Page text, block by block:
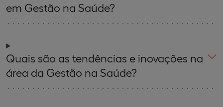
em Gestão na Saúde?
Quais são as tendências e inovações na
área da Gestão na Saúde?